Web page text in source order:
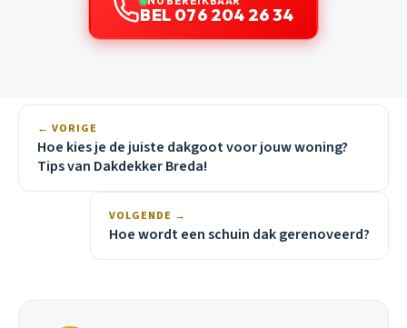
BEL 076 204 26 34
← VORIGE
Hoe kies je de juiste dakgoot voor jouw woning?
Tips van Dakdekker Breda!
VOLGENDE →
Hoe wordt een schuin dak gerenoveerd?